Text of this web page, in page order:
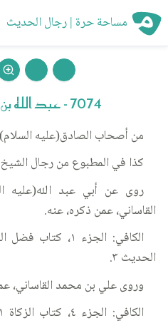
مساحة حرة | رجال الحديث
7074 - عبد الله بن القاسم الجعفري
من أصحاب الصادق(عليه
كذا في المطبوع من رجال
روى عن أبي عبد الله(عليه
القاساني، عمن ذكره، عنه.
الحديث ٣.
وروى علي بن محمد القاساني،